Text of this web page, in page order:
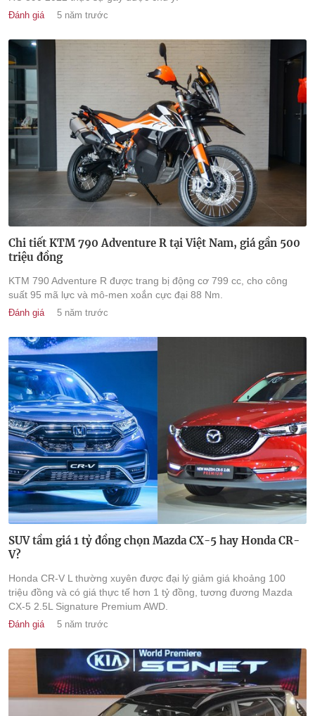
Đánh giá 5 năm trước
Chi tiết KTM 790 Adventure R tại Việt Nam, giá gần 500
triệu đồng
KTM 790 Adventure R được trang bị động cơ 799 cc, cho công
suất 95 mã lực và mô-men xoắn cực đại 88 Nm.
Đánh giá 5 năm trước
SUV tầm giá 1 tỷ đồng chọn Mazda CX-5 hay Honda CR-
V?
Honda CR-V L thường xuyên được đại lý giảm giá khoảng 100
triệu đồng và có giá thực tế hơn 1 tỷ đồng, tương đương Mazda
CX-5 2.5L Signature Premium AWD.
Đánh giá 5 năm trước